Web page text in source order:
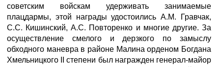
советским войскам удерживать занимаемые
плацдармы, этой награды удостоились А.М. Гравчак,
С.С. Кишинский, А.С. Повторенко и многие другие. За
осуществление смелого и дерзкого по замыслу
обходного маневра в районе Малина орденом Богдана
Хмельницкого II степени был награжден генерал-майор